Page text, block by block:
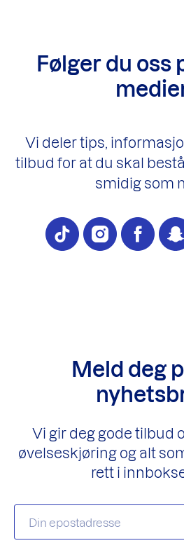
Følger du oss
Vi deler tips,
tilbud for at du skal
smidig som
Meld deg
Vi gir deg gode tilbud
øvelseskjøring og alt
rett i